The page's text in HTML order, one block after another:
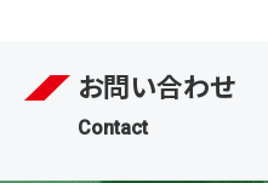
お問い合わせ
Contact